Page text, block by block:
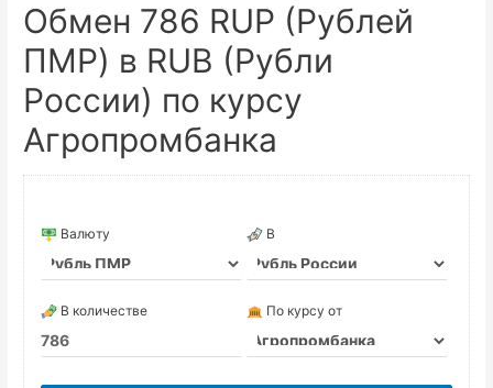
Обмен 786 RUP (Рублей
ПМР) в RUB (Рубли
России) по курсу
Агропромбанка
Валюту В
В количестве По курсу от